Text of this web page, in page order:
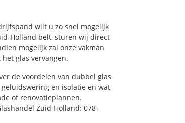
wilt u zo snel mogelijk
Holland belt, sturen wij direct
mogelijk zal onze vakman
glas vervangen.
de voordelen van dubbel glas
en isolatie en wat
of renovatieplannen.
Zuid-Holland: 078-